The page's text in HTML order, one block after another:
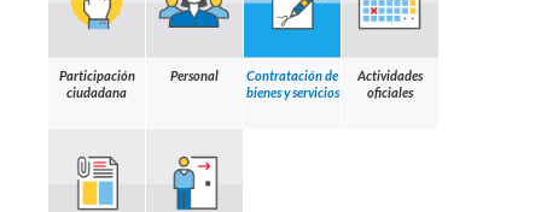
Participación
ciudadana
Personal
Contratación de
bienes y servicios
Actividades
oficiales